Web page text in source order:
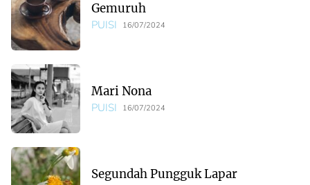
Gemuruh
PUISI 16/07/2024
Mari Nona
PUISI 16/07/2024
Segundah Pungguk Lapar